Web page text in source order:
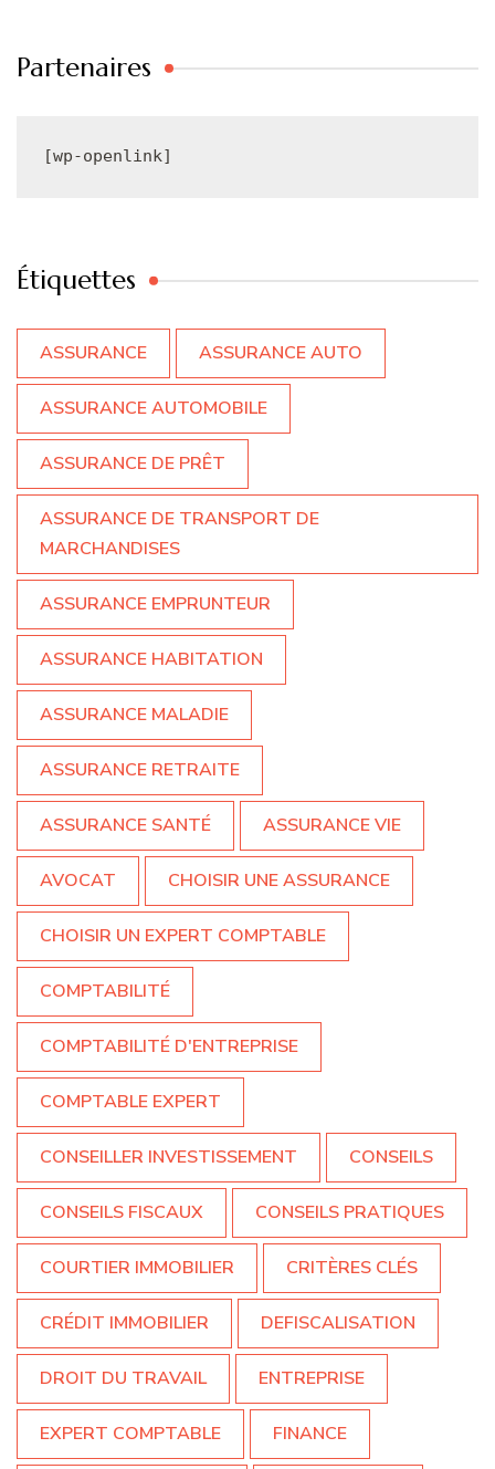
Partenaires
[wp-openlink]
Étiquettes
ASSURANCE ASSURANCE AUTO
ASSURANCE AUTOMOBILE
ASSURANCE DE PRÊT
ASSURANCE DE TRANSPORT DE
MARCHANDISES
ASSURANCE EMPRUNTEUR
ASSURANCE HABITATION
ASSURANCE MALADIE
ASSURANCE RETRAITE
ASSURANCE SANTÉ ASSURANCE VIE
AVOCAT CHOISIR UNE ASSURANCE
CHOISIR UN EXPERT COMPTABLE
COMPTABILITÉ
COMPTABILITÉ D'ENTREPRISE
COMPTABLE EXPERT
CONSEILLER INVESTISSEMENT CONSEILS
CONSEILS FISCAUX CONSEILS PRATIQUES
COURTIER IMMOBILIER CRITÈRES CLÉS
CRÉDIT IMMOBILIER DEFISCALISATION
DROIT DU TRAVAIL ENTREPRISE
EXPERT COMPTABLE FINANCE